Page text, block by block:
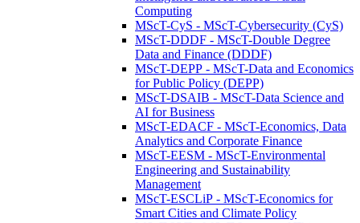
Computing
MScT-CyS - MScT-Cybersecurity (CyS)
MScT-DDDF - MScT-Double Degree
Data and Finance (DDDF)
MScT-DEPP - MScT-Data and Economics
for Public Policy (DEPP)
MScT-DSAIB - MScT-Data Science and
AI for Business
MScT-EDACF - MScT-Economics, Data
Analytics and Corporate Finance
MScT-EESM - MScT-Environmental
Engineering and Sustainability
Management
MScT-ESCLiP - MScT-Economics for
Smart Cities and Climate Policy